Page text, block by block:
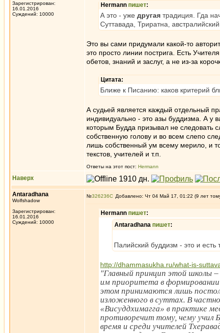
Зарегистрирован:
16.01.2016
Суждений: 10000
Hermann пишет:
А это - уже другая традиция. Гда
Суттавада, Триратна,
Это вы сами придумали какой-то
это просто линии пострига. Есть
обетов, знаний и заслуг, а не из-за
Цитата:
Ближе к Писанию: каков критерий
А судьей является каждый отдельный
индивидуально - это азы буддизма. А у
которым Будда призывал не следовать
собственную голову и во всем слепо
лишь собственный ум всему мерило, и
текстов, учителей и т.п.
Ответы на этот пост: Hermann
Наверх
Antaradhana
Wolfshadow
Зарегистрирован:
16.01.2016
Суждений: 10000
№326236 Добавлено: Чт 04 Май 17, 01:22 (9 лет
Hermann пишет:
Antaradhana пишет:
Палийский буддизм - это и есть
http://dhammasukha.ru/what-is-
"Главный принцип этой школы
им приоритета в
этом принимаются лишь
изложенного в суттах. В
«Висуддхимагга» в практике
противоречит тому, чему учил
время и среди учителей